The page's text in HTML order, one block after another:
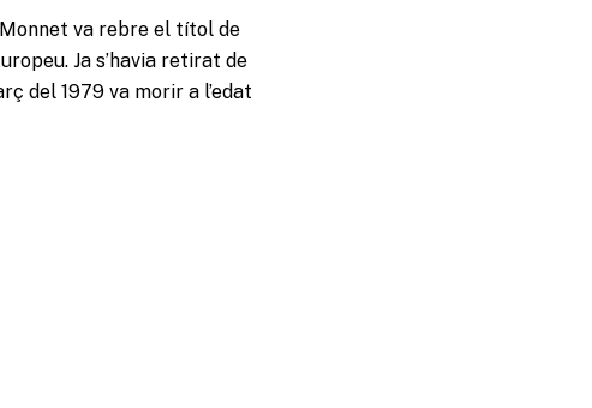
va rebre el títol de
Ja s’havia retirat de
del 1979 va morir a l’edat